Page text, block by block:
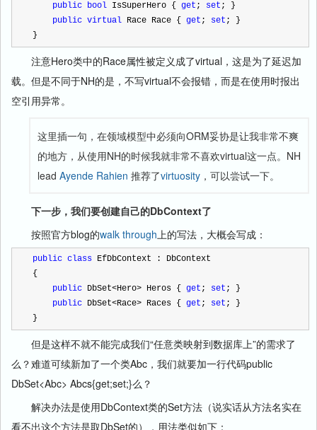
public bool IsSuperHero { get ; set ; }
public virtual Race Race { get ; set ; }
}
注意Hero类中的Race属性被定义成了virtual，这是为了延迟加
载。但是不同于NH的是，不写virtual不会报错，而是在使用时报出
空引用异常。
这里插一句，在领域模型中必须向ORM妥协是让我非常不爽
的地方，从使用NH的时候我就非常不喜欢virtual这一点。NH
lead Ayende Rahien 推荐了virtuosity ，可以尝试一下。
下一步，我们要创建自己的DbContext了
按照官方blog的walk through上的写法，大概会写成：
public class EfDbContext : DbContext
{
public DbSet<Hero> Heros { get ; set ; }
public DbSet<Race> Races { get ; set ; }
}
但是这样不就不能完成我们“任意类映射到数据库上”的需求了
么？难道可续新加了一个类Abc，我们就要加一行代码public
DbSet<Abc> Abcs{get;set;}么？
解决办法是使用DbContext类的Set方法（说实话从方法名实在
看不出这个方法是取DbSet的），用法类似如下：